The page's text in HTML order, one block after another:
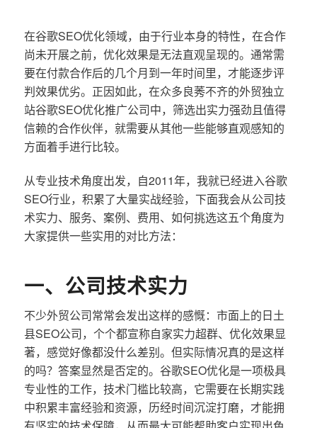
在谷歌SEO优化领域，由于行业本身的特性，在合作
尚未开展之前，优化效果是无法直观呈现的。通常需
要在付款合作后的几个月到一年时间里，才能逐步评
判效果优劣。正因如此，在众多良莠不齐的外贸独立
站谷歌SEO优化推广公司中，筛选出实力强劲且值得
信赖的合作伙伴，就需要从其他一些能够直观感知的
方面着手进行比较。
从专业技术角度出发，自2011年，我就已经进入谷歌
SEO行业，积累了大量实战经验，下面我会从公司技
术实力、服务、案例、费用、如何挑选这五个角度为
大家提供一些实用的对比方法：
一、公司技术实力
不少外贸公司常常会发出这样的感慨：市面上的日土
县SEO公司，个个都宣称自家实力超群、优化效果显
著，感觉好像都没什么差别。但实际情况真的是这样
的吗？答案显然是否定的。谷歌SEO优化是一项极具
专业性的工作，技术门槛比较高，它需要在长期实践
中积累丰富经验和资源，历经时间沉淀打磨，才能拥